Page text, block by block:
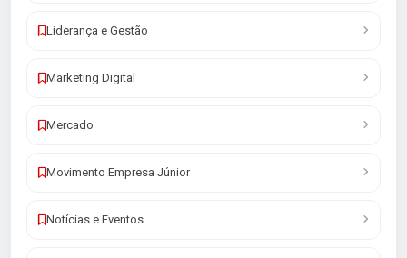
Liderança e Gestão
Marketing Digital
Mercado
Movimento Empresa Júnior
Notícias e Eventos